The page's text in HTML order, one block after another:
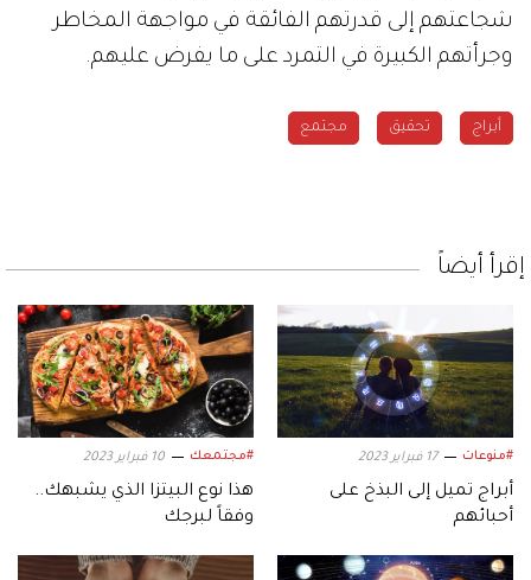
شجاعتهم إلى قدرتهم الفائقة في مواجهة المخاطر
وجرأتهم الكبيرة في التمرد على ما يفرض عليهم.
أبراج تحقيق مجتمع
إقرأ أيضاً
#منوعات 17 فبراير 2023
أبراج تميل إلى البذخ على
أحبائهم
#مجتمعك 10 فبراير 2023
هذا نوع البيتزا الذي يشبهك..
وفقاً لبرجك